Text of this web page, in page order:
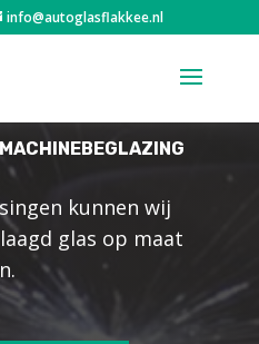
info@autoglasflakkee.nl
kunnen wij
glas op maat